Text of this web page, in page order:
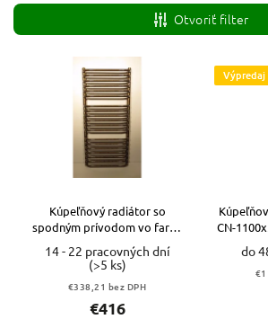
Najlacnejšie
Najdrahšie
Abecedne
Otvoriť filter
Kúpeľňový radiátor so
spodným prívodom vo farbe
antickej mosadze.
14 - 22 pracovných dní
(>5 ks)
€338,21 bez DPH
€416
Výpredaj
CN-
do